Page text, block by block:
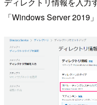
「Windows Server 2019